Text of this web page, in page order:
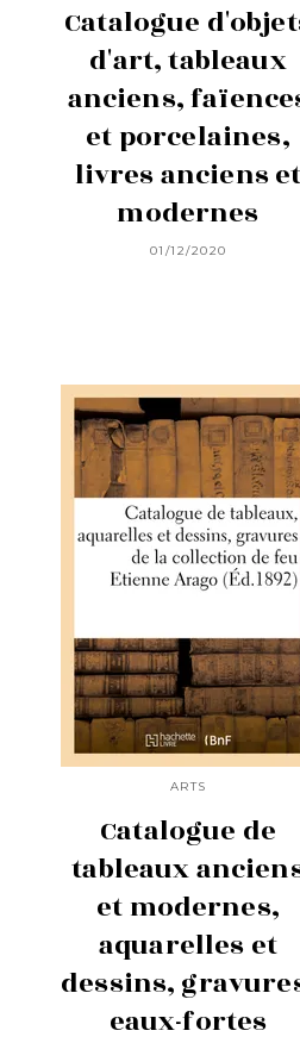
Catalogue
d'art, tableaux
anciens,
et porcelaines,
livres anciens et
modernes
01/12/2020
ARTS
Catalogue de
tableaux
et modernes,
aquarelles et
dessins,
eaux-fortes